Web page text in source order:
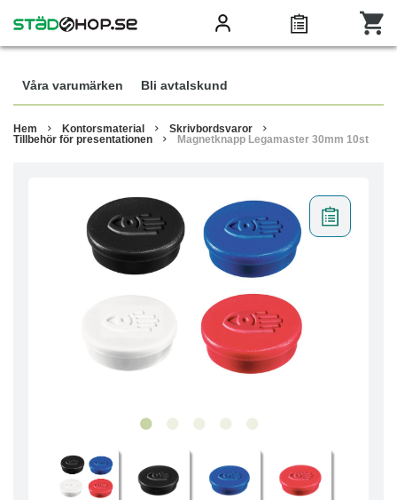
Våra varumärken Bli avtalskund
Hem Kontorsmaterial
Skrivbordsvaror
Tillbehör för presentationen
Magnetknapp Legamaster 30mm 10st